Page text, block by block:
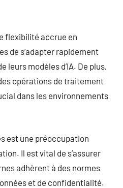
flexibilité accrue en
de s’adapter rapidement
leurs modèles d’IA. De plus,
opérations de traitement
dans les environnements
est une préoccupation
Il est vital de s’assurer
adhèrent à des normes
et de confidentialité.